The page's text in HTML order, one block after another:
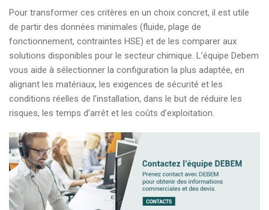
Pour transformer ces critères en un choix concret, il est utile
de partir des données minimales (fluide, plage de
fonctionnement, contraintes HSE) et de les comparer aux
solutions disponibles pour le secteur chimique. L’équipe Debem
vous aide à sélectionner la configuration la plus adaptée, en
alignant les matériaux, les exigences de sécurité et les
conditions réelles de l’installation, dans le but de réduire les
risques, les temps d’arrêt et les coûts d’exploitation.